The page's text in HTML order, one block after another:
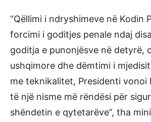
“Qëllimi i ndryshimeve në Kodin
forcimi i goditjes penale ndaj
goditja e punonjësve në detyrë,
ushqimore dhe dëmtimi i
me teknikalitet, Presidenti vonoi
të një nisme më rëndësi për
shëndetin e qytetarëve”, tha